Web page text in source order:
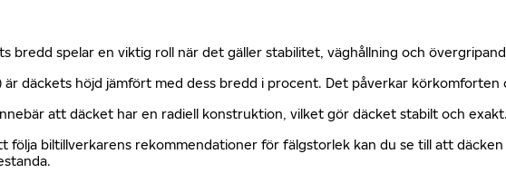
bredd spelar en viktig roll när det gäller stabilitet, väghållning och
däckets höjd jämfört med dess bredd i procent. Det påverkar
att däcket har en radiell konstruktion, vilket gör däcket stabilt och
följa biltillverkarens rekommendationer för fälgstorlek kan du se till att